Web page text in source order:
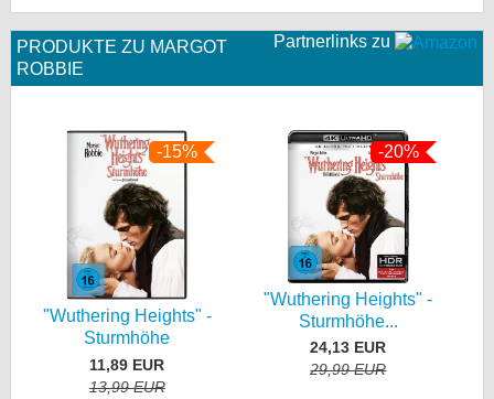
Partnerlinks zu
PRODUKTE ZU MARGOT
ROBBIE
-15%
"Wuthering Heights" -
Sturmhöhe
11,89 EUR
13,99 EUR
-20%
"Wuthering Heights" -
Sturmhöhe...
24,13 EUR
29,99 EUR